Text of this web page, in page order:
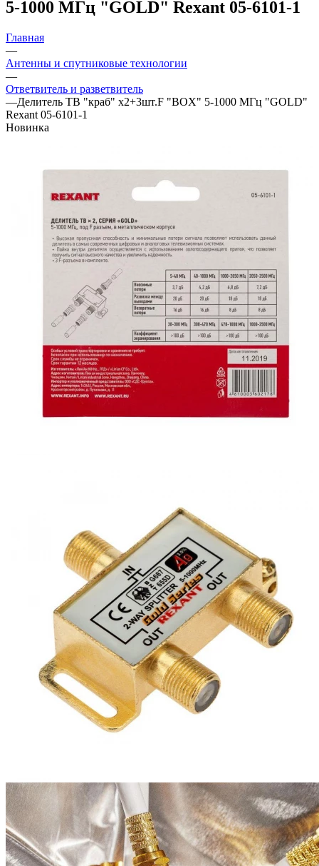
5-1000 МГц "GOLD" Rexant 05-6101-1
Главная
—
Антенны и спутниковые технологии
—
Ответвитель и разветвитель
—Делитель ТВ "краб" x2+3шт.F "BOX" 5-1000 МГц "GOLD"
Rexant 05-6101-1
Новинка